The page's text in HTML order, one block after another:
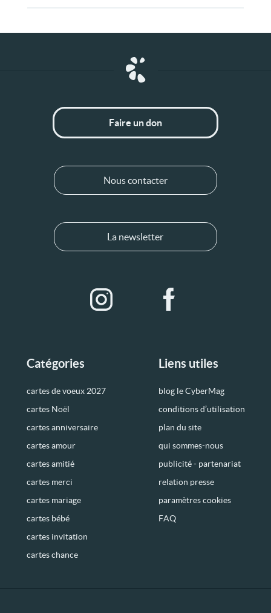
Catégories
cartes de voeux 2027
cartes Noël
cartes anniversaire
cartes amour
cartes amitié
cartes merci
cartes mariage
cartes bébé
cartes invitation
cartes chance
Liens utiles
blog le CyberMag
conditions d’utilisation
plan du site
qui sommes-nous
publicité - partenariat
relation presse
paramètres cookies
FAQ
Faire un don
Nous contacter
La newsletter